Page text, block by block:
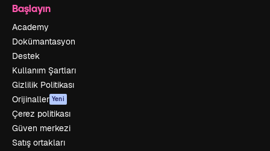
Başlayın
Academy
Dokümantasyon
Destek
Kullanım Şartları
Gizlilik Politikası
Orijinaller Yeni
Çerez politikası
Güven merkezi
Satış ortakları